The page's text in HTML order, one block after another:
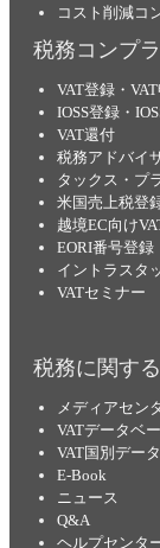
コスト削減コ
税務コンプ
VAT登録・
IOSS登録・
VAT還付
税務アドバイ
タックス・プ
米国売上税登
越境EC向け
EORI番号登録
イントラスタ
VATセミナー
税務に関す
メディアセン
VATデータベ
VAT国別デー
E-Book
ニュース
Q&A
ヘルプセンタ